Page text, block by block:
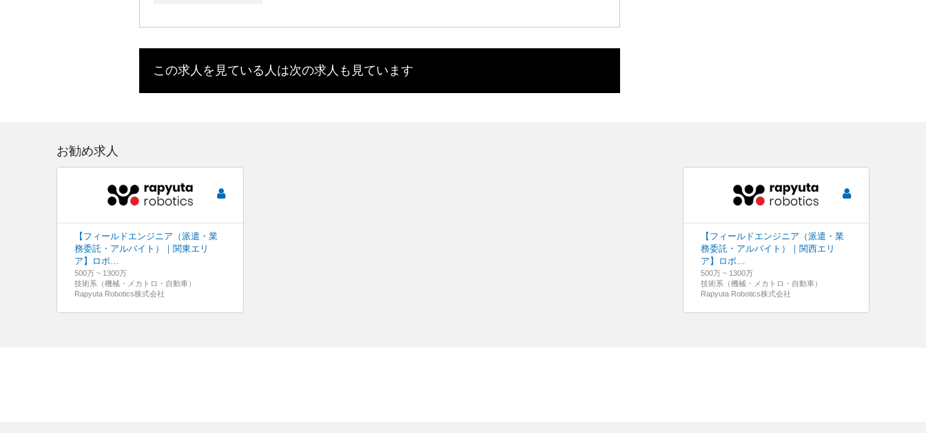
この求人を見ている人は次の求人も見ています
お勧め求人
【フィールドエンジニア（派遣・業
務委託・アルバイト）｜関東エリ
ア】ロボ…
500万 ~ 1300万
技術系（機械・メカトロ・自動車）
Rapyuta Robotics株式会社
【フィールドエンジニア（派遣・業
務委託・アルバイト）｜関西エリ
ア】ロボ…
500万 ~ 1300万
技術系（機械・メカトロ・自動車）
Rapyuta Robotics株式会社